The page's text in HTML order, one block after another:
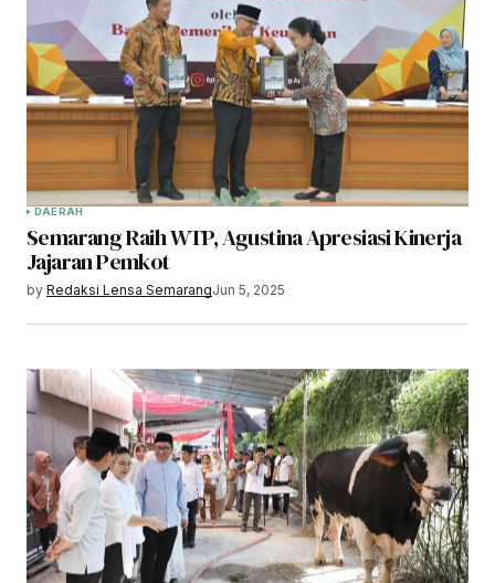
DAERAH
Semarang Raih WTP, Agustina Apresiasi Kinerja
Jajaran Pemkot
by Redaksi Lensa SemarangJun 5, 2025